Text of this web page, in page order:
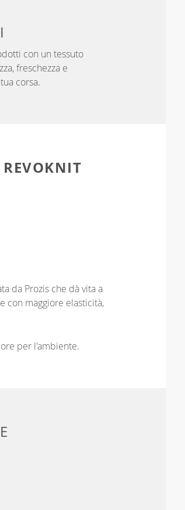
con un tessuto
freschezza e
corsa.
REVOKNIT
da Prozis che dà vita a
con maggiore elasticità,
per l'ambiente.